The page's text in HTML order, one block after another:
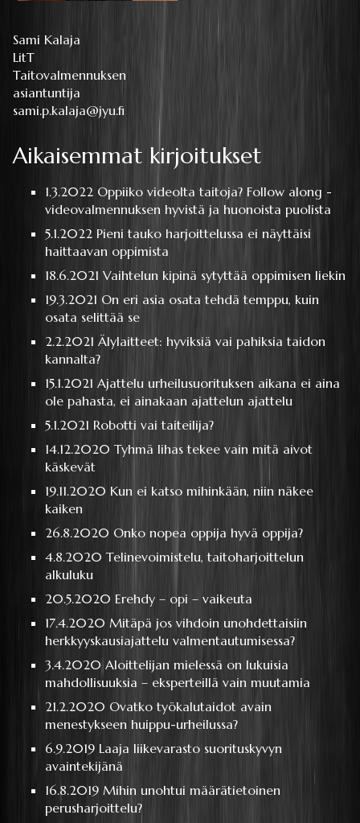
Sami Kalaja
LitT
Taitovalmennuksen
asiantuntija
sami.p.kalaja@jyu.fi
Aikaisemmat kirjoitukset
1.3.2022 Oppiiko videolta taitoja? Follow along -
videovalmennuksen hyvistä ja huonoista puolista
5.1.2022 Pieni tauko harjoittelussa ei näyttäisi
haittaavan oppimista
18.6.2021Vaihtelun kipinä sytyttää oppimisen liekin
19.3.2021 On eri asia osata tehdä temppu, kuin
osata selittää se
2.2.2021Älylaitteet: hyviksiä vai pahiksia taidon
kannalta?
15.1.2021Ajattelu urheilusuorituksen aikana ei aina
ole pahasta, ei ainakaan ajattelun ajattelu
5.1.2021Robotti vai taiteilija?
14.12.2020Tyhmä lihas tekee vain mitä aivot
käskevät
19.11.2020 Kun ei katso mihinkään, niin näkee
kaiken
26.8.2020 Onko nopea oppija hyvä oppija?
4.8.2020Telinevoimistelu, taitoharjoittelun
alkuluku
20.5.2020Erehdy – opi – vaikeuta
17.4.2020Mitäpä jos vihdoin unohdettaisiin
herkkyyskausiajattelu valmentautumisessa?
3.4.2020Aloittelijan mielessä on lukuisia
mahdollisuuksia – eksperteillä vain muutamia
21.2.2020 Ovatko työkalutaidot avain
menestykseen huippu-urheilussa?
6.9.2019Laaja liikevarasto suorituskyvyn
avaintekijänä
16.8.2019Mihin unohtui määrätietoinen
perusharjoittelu?